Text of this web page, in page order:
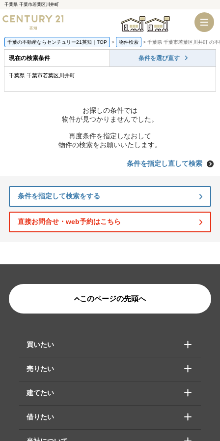
千葉県 千葉市若葉区川井町
千葉店 船橋店
千葉の不動産ならセンチュリー21英知｜TOP 物件検索 千葉県 千葉市若葉区川井町 の
現在の検索条件 条件を選び直す
千葉県 千葉市若葉区川井町
お探しの条件では
物件が見つかりませんでした。
再度条件を指定しなおして
物件の検索をお願いいたします。
条件を指定し直して検索
条件を指定して検索をする
直接お問合せ・web予約はこちら
このページの先頭へ
買いたい
売りたい
建てたい
借りたい